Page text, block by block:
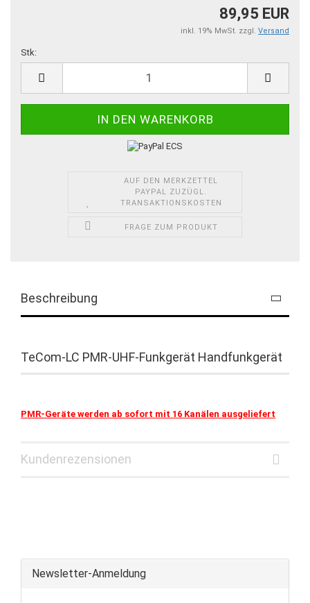
89,95 EUR
inkl. 19% MwSt. zzgl. Versand
Stk:
AUF DEN MERKZETTEL
PAYPAL ZUZÜGL.
TRANSAKTIONSKOSTEN
FRAGE ZUM PRODUKT
Beschreibung
TeCom-LC PMR-UHF-Funkgerät Handfunkgerät
PMR-Geräte werden ab sofort mit 16 Kanälen ausgeliefert
Kundenrezensionen
Newsletter-Anmeldung